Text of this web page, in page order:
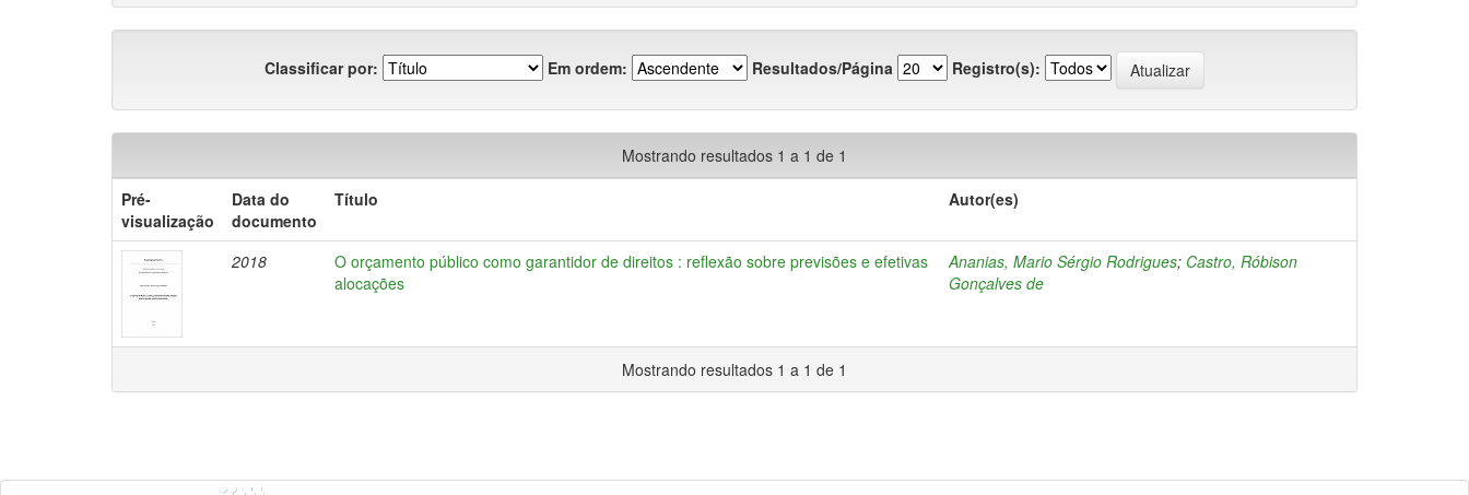
Classificar por: Em ordem: Resultados/Página Registro(s):
Mostrando resultados 1 a 1 de 1
Pré-
visualização
Data do
documento
Título Autor(es)
2018
O orçamento público como garantidor de direitos : reflexão sobre previsões e efetivas
alocações
Ananias, Mario Sérgio Rodrigues; Castro, Róbison
Gonçalves de
Mostrando resultados 1 a 1 de 1